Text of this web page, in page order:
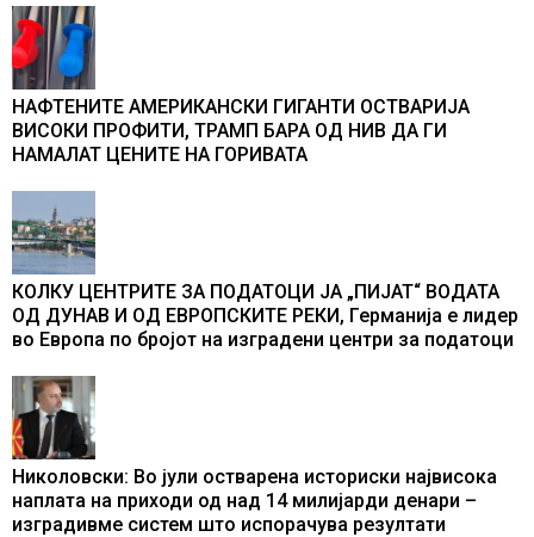
промени текот на историјата
НАФТЕНИТЕ АМЕРИКАНСКИ ГИГАНТИ ОСТВАРИЈА
ВИСОКИ ПРОФИТИ, ТРАМП БАРА ОД НИВ ДА ГИ
НАМАЛАТ ЦЕНИТЕ НА ГОРИВАТА
КОЛКУ ЦЕНТРИТЕ ЗА ПОДАТОЦИ ЈА „ПИЈАТ“ ВОДАТА
ОД ДУНАВ И ОД ЕВРОПСКИТЕ РЕКИ, Германија е лидер
во Европа по бројот на изградени центри за податоци
Николовски: Во јули остварена историски највисока
наплата на приходи од над 14 милијарди денари –
изградивме систем што испорачува резултати